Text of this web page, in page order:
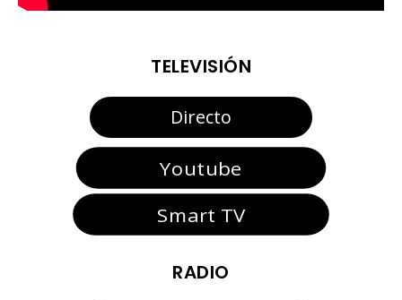
TELEVISIÓN
Directo
Youtube
Smart TV
RADIO